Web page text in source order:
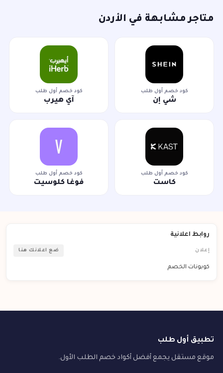
متاجر مشابهة في الأردن
كود خصم أول طلب
شي إن
كود خصم أول طلب
آي هيرب
كود خصم أول طلب
كاست
كود خصم أول طلب
فوغا كلوسيت
روابط اعلانية
إعلان ضع اعلانك هنا
كوبونات الخصم
تطبيق أول طلب
موقع مستقل يجمع أفضل أكواد خصم الطلب الأول.